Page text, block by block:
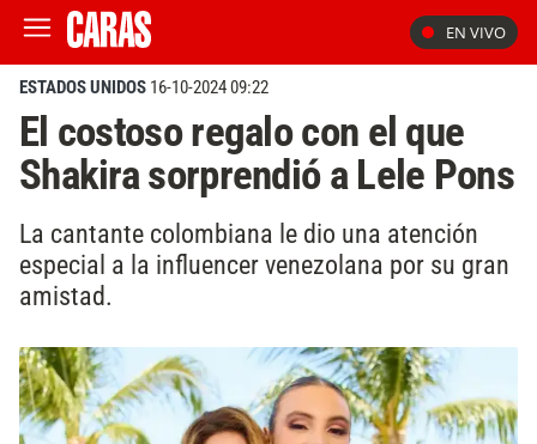
EN VIVO
ESTADOS UNIDOS 16-10-2024 09:22
El costoso regalo con el que
Shakira sorprendió a Lele Pons
La cantante colombiana le dio una atención
especial a la influencer venezolana por su gran
amistad.